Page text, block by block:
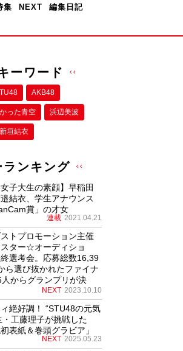
集 NEXT 編集日記
ーワード
AKB48
った⻘空 浜辺美波
新垣結衣
ランキング
女子大生の素顔】早稲田
結衣、学生アナウンス
賞」の才女
連載 2021.04.21
トプロモーション主催
ター☆オーディショ
選考会。応募総数16,39
ら選び抜かれたファイナ
人からグランプリが決
NEXT 2023.10.10
絶好調！ “STU48の元気
・工藤理子が挑戦した
初表紙＆巻頭グラビア」
NEXT 2025.05.23